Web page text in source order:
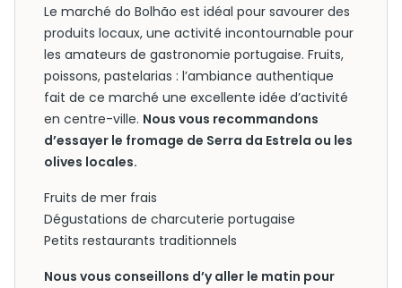
Le marché do Bolhão est idéal pour savourer des
produits locaux, une activité incontournable pour
les amateurs de gastronomie portugaise. Fruits,
poissons, pastelarias : l’ambiance authentique
fait de ce marché une excellente idée d’activité
en centre-ville. Nous vous recommandons
d’essayer le fromage de Serra da Estrela ou les
olives locales.
Fruits de mer frais
Dégustations de charcuterie portugaise
Petits restaurants traditionnels
Nous vous conseillons d’y aller le matin pour